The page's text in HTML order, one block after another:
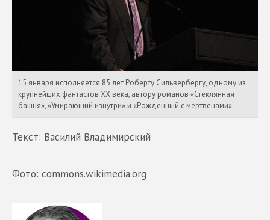
15 января исполняется 85 лет Роберту Сильвербергу, одному из
крупнейших фантастов XX века, автору романов «Стеклянная
башня», «Умирающий изнутри» и «Рожденный с мертвецами»
Текст: Василий Владимирский
Фото: commons.wikimedia.org